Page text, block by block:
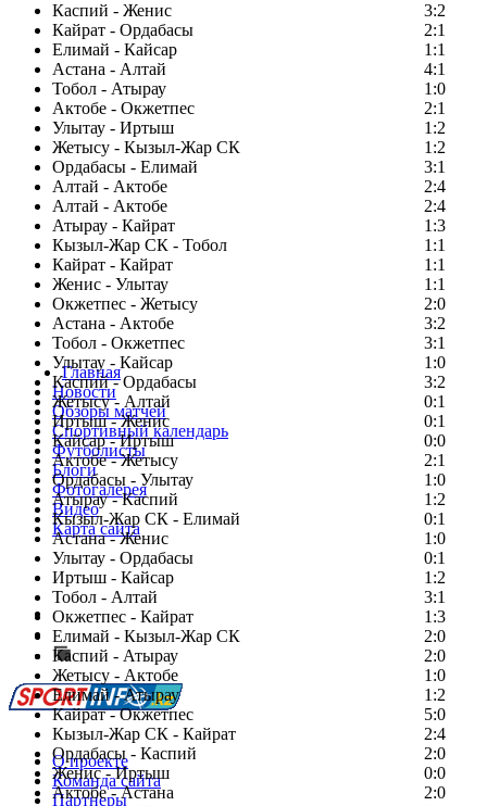
Каспий - Женис
3:2
Кайрат - Ордабасы
2:1
Елимай - Кайсар
1:1
Астана - Алтай
4:1
Тобол - Атырау
1:0
Актобе - Окжетпес
2:1
Улытау - Иртыш
1:2
Жетысу - Кызыл-Жар СК
1:2
Ордабасы - Елимай
3:1
Алтай - Актобе
2:4
Алтай - Актобе
2:4
Атырау - Кайрат
1:3
Кызыл-Жар СК - Тобол
1:1
Кайрат - Кайрат
1:1
Женис - Улытау
1:1
Окжетпес - Жетысу
2:0
Астана - Актобе
3:2
Тобол - Окжетпес
3:1
Улытау - Кайсар
1:0
Каспий - Ордабасы
3:2
Жетысу - Алтай
0:1
Иртыш - Женис
0:1
Кайсар - Иртыш
0:0
Актобе - Жетысу
2:1
Ордабасы - Улытау
1:0
Атырау - Каспий
1:2
Кызыл-Жар СК - Елимай
0:1
Астана - Женис
1:0
Улытау - Ордабасы
0:1
Иртыш - Кайсар
1:2
Тобол - Алтай
3:1
Окжетпес - Кайрат
1:3
Елимай - Кызыл-Жар СК
2:0
Каспий - Атырау
2:0
Жетысу - Актобе
1:0
Елимай - Атырау
1:2
Кайрат - Окжетпес
5:0
Кызыл-Жар СК - Кайрат
2:4
Ордабасы - Каспий
2:0
Женис - Иртыш
0:0
Актобе - Астана
2:0
Главная
Новости
Обзоры матчей
Спортивный календарь
Футболисты
Блоги
Фотогалерея
Видео
Карта сайта
Есть идея?
Сообщить о мероприятии
Перейти на старый сайт
О проекте
Команда сайта
Партнеры